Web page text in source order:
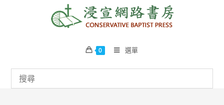
0 選單